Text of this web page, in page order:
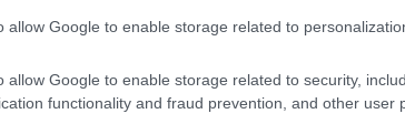
allow Google to enable storage related to
allow Google to enable storage related to security,
functionality and fraud prevention, and other user